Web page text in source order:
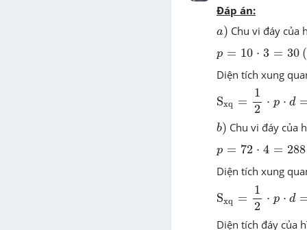
Đáp án:
a)
a) Chu vi đáy của
p = 10 ⋅ 3 = 30
p =10⋅3 30 (
(
Diện tích xung
Sxq =
1
2
⋅ p ⋅ d
2⋅
b)
b) Chu vi đáy của
p = 72 ⋅ 4 = 288
p =72⋅4 = 288
Diện tích xung
Sxq =
1
2
⋅ p ⋅ d
2⋅
Diện tích đáy của